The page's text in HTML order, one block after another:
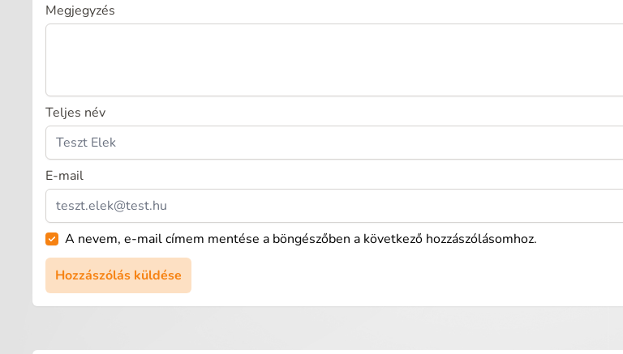
Megjegyzés
Teljes név
E-mail
A nevem, e-mail címem mentése a böngészőben a következő hozzászólásomhoz.